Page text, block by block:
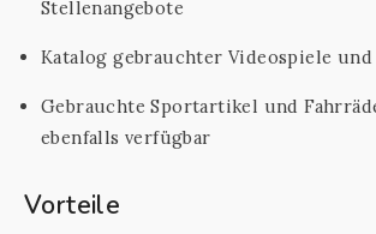
Stellenangebote
Katalog gebrauchter Videospiele
Gebrauchte Sportartikel und
ebenfalls verfügbar
Vorteile